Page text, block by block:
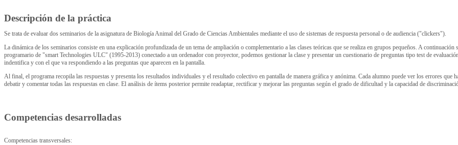
Descripción de la práctica
Se trata de evaluar dos seminarios de la asignatura de Biología Animal del Grado de Ciencias Ambientales mediante el uso de sistemas de respuesta personal o de audiencia ("clickers").
La dinámica de los seminarios consiste en una explicación profundizada de un tema de ampliación o complementario a las clases teóricas que se realiza en grupos pequeños. A
programario de "smart Technologies ULC" (1995-2013) conectado a un ordenador con proyector, podemos gestionar la clase y presentar un cuestionario de preguntas tipo test de
indentifica y con el que va respondiendo a las preguntas que aparecen en la pantalla.
Al final, el programa recopila las respuestas y presenta los resultados individuales y el resultado colectivo en pantalla de manera gráfica y anónima. Cada alumno puede ver los errores
debatir y comentar todas las respuestas en clase. El análisis de ítems posterior permite readaptar, rectificar y mejorar las preguntas según el grado de dificultad y la capacidad de
Competencias desarrolladas
Competencias transversales: